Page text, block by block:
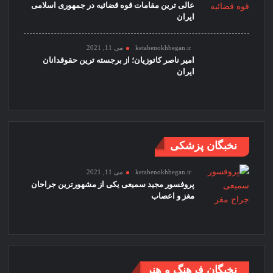
عالی ترین مقامات قوه قضائیه در جمهوری اسلامی
ایران
ketabenokhbegan.ir می 11, 2021
امیر ناصر کاتوزیان؛ از برجسته ترین حقوقدانان
ایران
نخبگان پزشکی
ketabenokhbegan.ir می 11, 2021
پروفسور مجید سمیعی یکی از مشهورترین جراحان
مغز و اعصاب
نخبگان فرهنگ و هنر